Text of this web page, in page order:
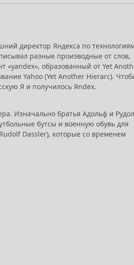
директор Яндекса по
разные производные от слов,
«yandex», образованный от Yet
Yahoo (Yet Another Hierarc).
Я и получилось Яndex.
Изначально братья Адольф и
бутсы и военную обувь для
Dassler), которые со временем